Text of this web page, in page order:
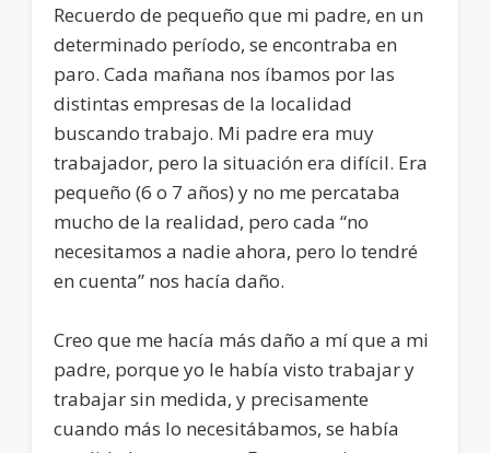
Recuerdo de pequeño que mi padre, en un
determinado período, se encontraba en
paro. Cada mañana nos íbamos por las
distintas empresas de la localidad
buscando trabajo. Mi padre era muy
trabajador, pero la situación era difícil. Era
pequeño (6 o 7 años) y no me percataba
mucho de la realidad, pero cada “no
necesitamos a nadie ahora, pero lo tendré
en cuenta” nos hacía daño.
Creo que me hacía más daño a mí que a mi
padre, porque yo le había visto trabajar y
trabajar sin medida, y precisamente
cuando más lo necesitábamos, se había